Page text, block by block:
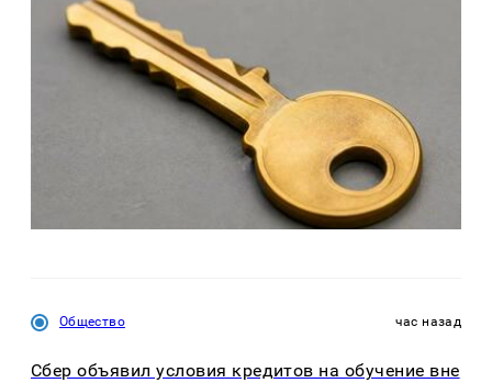
Общество час назад
Сбер объявил условия кредитов на обучение вне